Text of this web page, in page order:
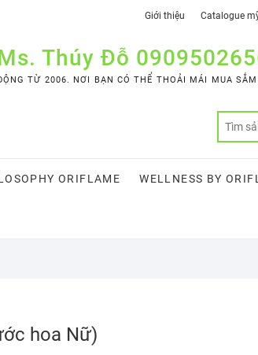
Giới thiệu Catalogue
Thúy Đỗ
TỪ 2006. NƠI BẠN CÓ THỂ THOẢI MÁI MUA
ORIFLAME WELLNESS BY
hoa Nữ)